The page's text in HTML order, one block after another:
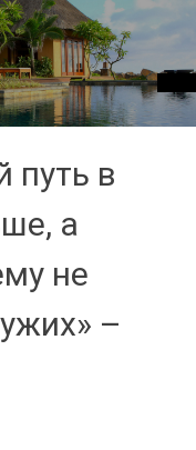
путь в
а
не
–